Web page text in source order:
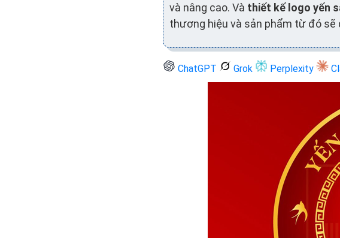
và nâng cao. Và thiết kế logo yến
thương hiệu và sản phẩm từ đó
ChatGPT Grok Perplexity